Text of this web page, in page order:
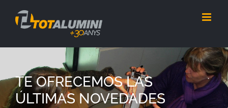
TE OFRECEMOS LAS
ÚLTIMAS NOVEDADES